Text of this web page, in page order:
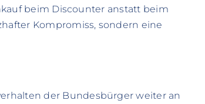
beim Discounter anstatt beim
Kompromiss, sondern eine
der Bundesbürger weiter an